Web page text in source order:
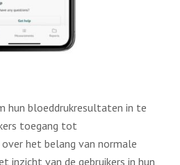
hun bloeddrukresultaten in te
toegang tot
over het belang van normale
inzicht van de gebruikers in hun